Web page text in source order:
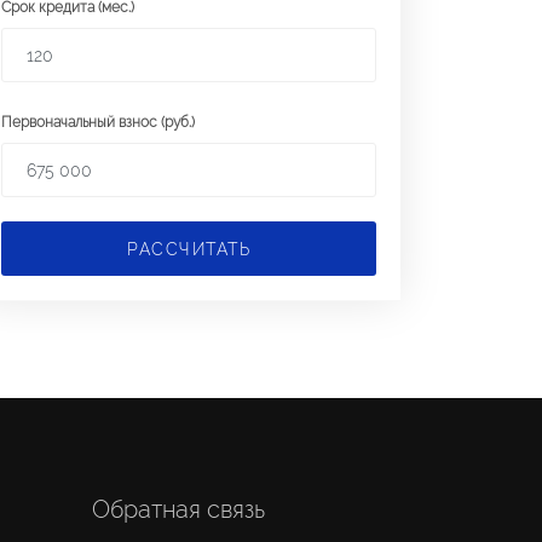
Срок кредита (мес.)
Первоначальный взнос (руб.)
РАССЧИТАТЬ
Обратная связь